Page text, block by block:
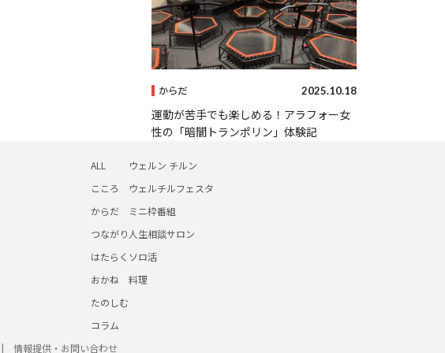
からだ 2025.10.18
運動が苦手でも楽しめる！アラフォー女
性の「暗闇トランポリン」体験記
ALL
こころ
からだ
つながり
はたらく
おかね
たのしむ
コラム
ウェルン チルン
ウェルチルフェスタ
ミニ枠番組
人生相談サロン
ソロ活
料理
情報提供・お問い合わせ